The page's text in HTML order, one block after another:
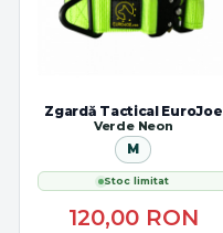
Zgardă Tactical EuroJoe
Verde Neon
M
Stoc limitat
120,00 RON